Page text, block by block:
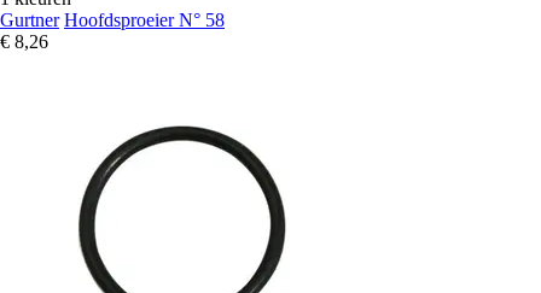
Gurtner Hoofdsproeier N° 58
€ 8,26